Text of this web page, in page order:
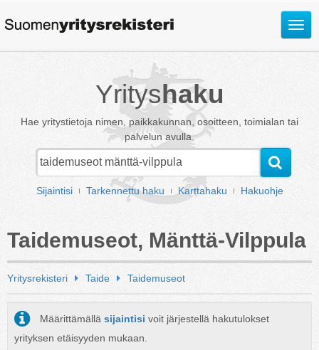
Avaa
Yrityshaku
Hae yritystietoja nimen, paikkakunnan, osoitteen, toimialan tai
palvelun avulla.
Sijaintisi Tarkennettu haku Karttahaku Hakuohje
Taidemuseot, Mänttä-Vilppula
Yritysrekisteri Taide Taidemuseot
Määrittämällä sijaintisi voit järjestellä hakutulokset
yrityksen etäisyyden mukaan.